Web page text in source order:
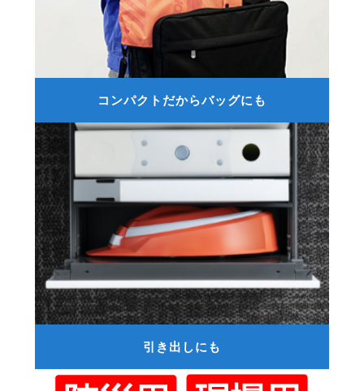
コンパクトだからバッグにも
引き出しにも